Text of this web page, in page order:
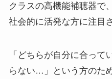
クラスの高機能補聴器で
社会的に活発な方に注目
「どちらが自分に合って
らない…」という方のた